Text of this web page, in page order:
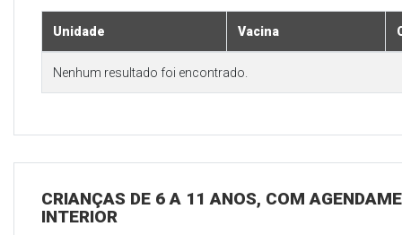
Unidade Vacina
Nenhum resultado foi encontrado.
CRIANÇAS DE 6 A 11 ANOS, COM
INTERIOR